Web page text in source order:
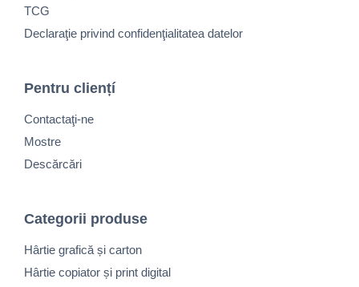
TCG
Declaraţie privind confidenţialitatea datelor
Pentru cliențí
Contactaţi-ne
Mostre
Descărcări
Categorii produse
Hârtie grafică și carton
Hârtie copiator și print digital